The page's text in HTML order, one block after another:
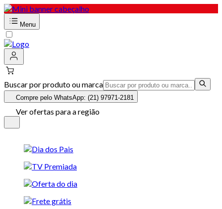
Menu
Buscar por produto ou marca
Compre pelo WhatsApp: (21) 97971-2181
Ver ofertas para a região